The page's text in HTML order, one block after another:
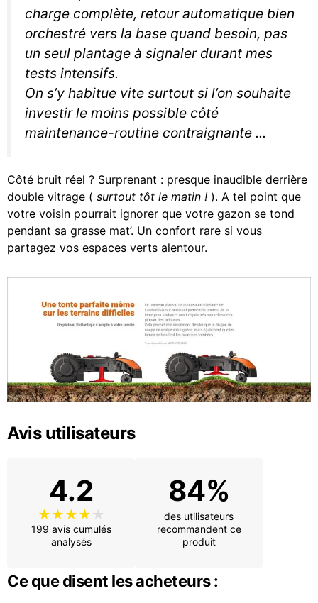
charge complète, retour automatique bien
orchestré vers la base quand besoin, pas
un seul plantage à signaler durant mes
tests intensifs.
On s’y habitue vite surtout si l’on souhaite
investir le moins possible côté
maintenance-routine contraignante ...
Côté bruit réel ? Surprenant : presque inaudible derrière
double vitrage ( surtout tôt le matin ! ). A tel point que
votre voisin pourrait ignorer que votre gazon se tond
pendant sa grasse mat’. Un confort rare si vous
partagez vos espaces verts alentour.
Avis utilisateurs
4.2
199 avis cumulés
analysés
84%
des utilisateurs
recommandent ce
produit
Ce que disent les acheteurs :